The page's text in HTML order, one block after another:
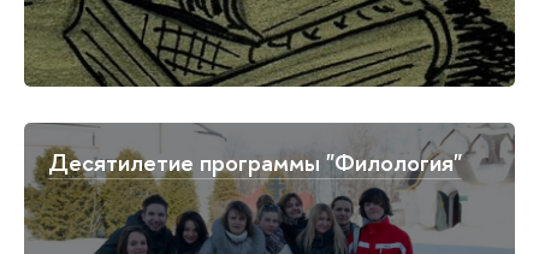
Десятилетие программы "Филология"